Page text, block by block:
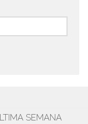
SEMANA